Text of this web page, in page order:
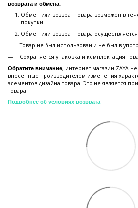
возврата и обмена.
Обмен или возврат товара возможен в
покупки.
Обмен или возврат товара
Товар не был использован и не был в
Сохраняется упаковка и комплектация
Обратите внимание, интернет-магазин ZAYA
внесенные производителем изменения
элементов дизайна товара. Это не является
товара.
Подробнее об условиях возврата